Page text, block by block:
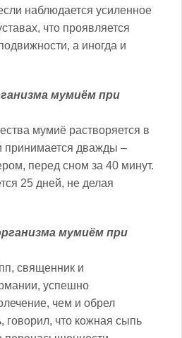
наблюдается усиленное
что проявляется
а иногда и
мумиём при
мумиё растворяется в
принимается дважды –
перед сном за 40 минут.
25 дней, не делая
мумиём при
священник и
успешно
чем и обрел
говорил, что кожная сыпь